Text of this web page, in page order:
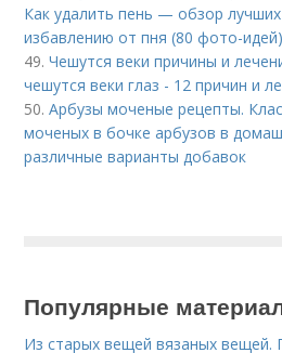
Как удалить пень — обзор
избавлению от пня (80 фото-идей)
49.Чешутся веки причины и
чешутся веки глаз - 12 причин и
50.Арбузы моченые рецепты.
моченых в бочке арбузов в
различные варианты добавок
Популярные
Из старых вещей вязаных вещей.